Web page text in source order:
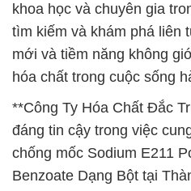
khoa học và chuyên gia
tìm kiếm và khám phá liên
mới và tiềm năng không
hóa chất trong cuộc sống
**Công Ty Hóa Chất Đắc
đáng tin cậy trong việc
chống mốc Sodium E211
Benzoate Dạng Bột tại